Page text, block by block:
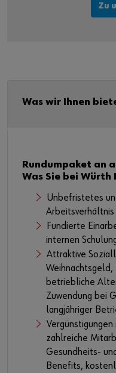
Zu
Was wir Ihnen
Rundumpaket an
Was Sie bei
Unbefristetes
Arbeitsverhältnis
Fundierte
internen
Attraktive
Weihnachtsgeld,
betriebliche
Zuwendung bei
langjähriger
zahlreiche
Gesundheits-
Benefits,